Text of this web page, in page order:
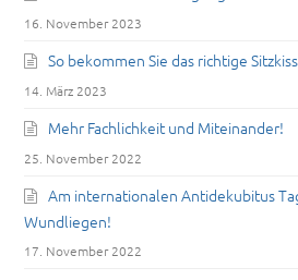
16. November 2023
So bekommen Sie das richtige
14. März 2023
Mehr Fachlichkeit und Miteinander!
25. November 2022
Am internationalen Antidekubitus
Wundliegen!
17. November 2022